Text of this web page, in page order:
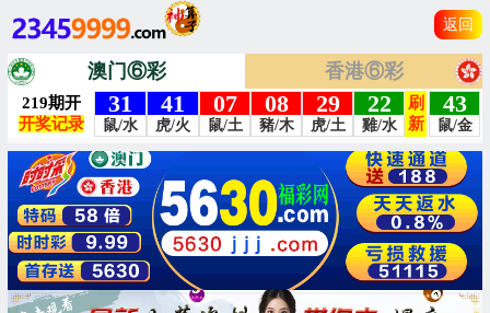
返回
澳门⑥彩 香港⑥彩